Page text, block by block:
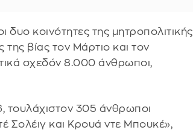
κοινότητες της μητροπολιτικής
βίας τον Μάρτιο και τον
σχεδόν 8.000 άνθρωποι,
τουλάχιστον 305 άνθρωποι
Σολέιγ και Κρουά ντε Μπουκέ»,